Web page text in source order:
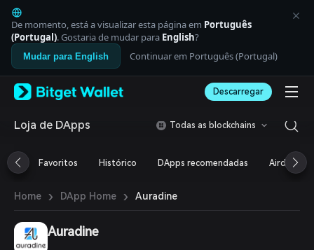
English
日本語
Tiếng Việt
Русский
Español (Latinoamérica)
Italiano
Deutsch
繁體中文
Português (Portugal)
ภาษาไทย
العربية
हिन्दी
De momento, está a visualizar esta página em Português
(Portugal). Gostaria de mudar para English?
Mudar para English Continuar em Português (Portugal)
Descarregar
Loja de DApps Todas as blockchains
Favoritos Histórico DApps recomendadas Airdrop
Home › DApp Home › Auradine
Auradine